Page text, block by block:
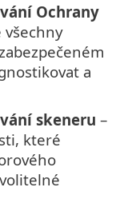
Ochrany
všechny
a
skeneru –
které